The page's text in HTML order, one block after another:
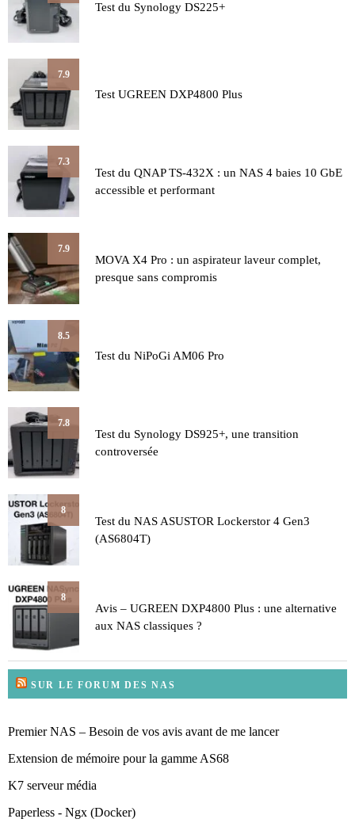
Test du Synology DS225+
7.9
Test UGREEN DXP4800 Plus
7.3
Test du QNAP TS-432X : un NAS 4 baies 10 GbE
accessible et performant
7.9
MOVA X4 Pro : un aspirateur laveur complet,
presque sans compromis
8.5
Test du NiPoGi AM06 Pro
7.8
Test du Synology DS925+, une transition
controversée
8
Test du NAS ASUSTOR Lockerstor 4 Gen3
(AS6804T)
8
Avis – UGREEN DXP4800 Plus : une alternative
aux NAS classiques ?
SUR LE FORUM DES NAS
Premier NAS – Besoin de vos avis avant de me lancer
Extension de mémoire pour la gamme AS68
K7 serveur média
Paperless - Ngx (Docker)